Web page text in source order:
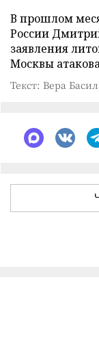
В прошлом
России
заявления
Москвы
Текст: Вера